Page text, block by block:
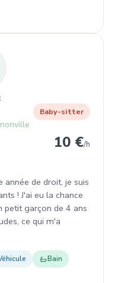
à Corbreuse
Baby-sitter
10 €/h
année de droit, je suis
! J'ai eu la chance
petit garçon de 4 ans
ce qui m'a
Bain